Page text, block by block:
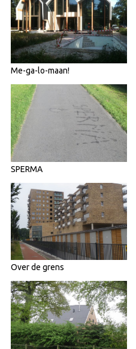
Me-ga-lo-maan!
SPERMA
Over de grens